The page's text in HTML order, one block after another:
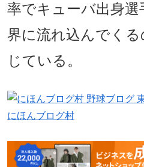
率でキューバ出身
界に流れ込んでく
じている。
にほんブログ村